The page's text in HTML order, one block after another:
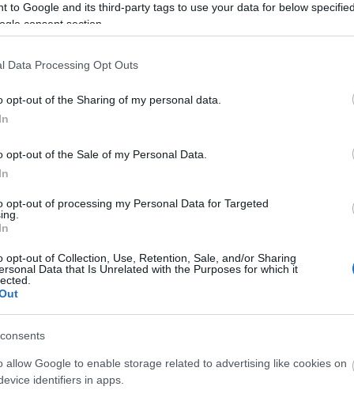
to Google and its third-party tags to use your data for below
consent section.
Data Processing Opt Outs
opt-out of the Sharing of my personal data.
opt-out of the Sale of my Personal Data.
opt-out of processing my Personal Data for Targeted
opt-out of Collection, Use, Retention, Sale, and/or Sharing
Data that Is Unrelated with the Purposes for which it
allow Google to enable storage related to advertising like cookies on
identifiers in apps.
26-11-2025 15:24
ΑΑΔΕ: Καταχώρηση ΙΒΑΝ στο
επιστροφών και επιδοτήσεων
κάνουν όσοι δεν θα λάβουν την
ενίσχυση
29-10-2025 09:11
12:12
11:57
11:26